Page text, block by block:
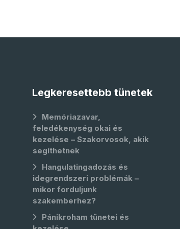
Legkeresettebb tünetek
Memóriazavar,
feledékenység okai és
kezelése – Szakorvosok, akik
segíthetnek
Hangulatingadozás és
idegrendszeri problémák –
mikor forduljunk
szakemberhez?
Pánikroham tünetei és